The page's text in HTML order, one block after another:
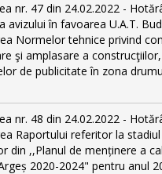
nr. 47 din 24.02.2022 -
avizului în favoarea U.A.T.
Normelor tehnice privind
şi amplasare a
de publicitate în zona
nr. 48 din 24.02.2022 -
Raportului referitor la stadiul
din ,,Planul de menținere a
2020-2024" pentru anul